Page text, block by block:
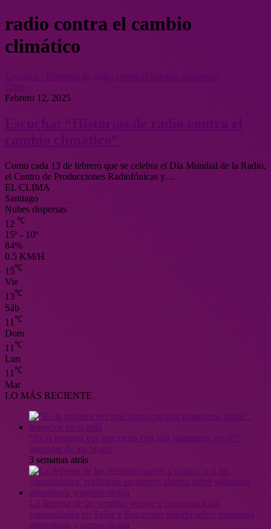
radio contra el cambio
climático
Febrero 12, 2025
Como cada 13 de febrero que se celebra el Día Mundial de la Radio,
el Centro de Producciones Radiofónicas y…
EL CLIMA
Santiago
Nubes dispersas
12 ℃
15º - 10º
84%
0.5 KM/H
15℃
Vie
13℃
Sáb
11 ℃
Dom
11 ℃
Lun
11℃
Mar
LO MÁS RECIENTE
3 semanas atrás